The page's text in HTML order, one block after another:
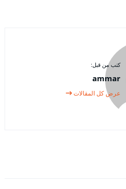
كتب من قبل:
ammar
عرض كل المقالات